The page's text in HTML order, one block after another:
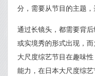
分，需要从节目的主题，
通过长镜头，都需要背
或实境秀的形式出现，
大尺度综艺节目在趣味
能力，在日本大尺度综艺